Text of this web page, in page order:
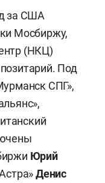
за США
Мосбиржу,
(НКЦ)
Под
СПГ»,
Юрий
Денис